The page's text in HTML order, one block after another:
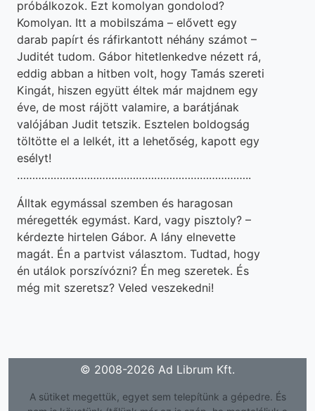
próbálkozok. Ezt komolyan gondolod?
Komolyan. Itt a mobilszáma – elővett egy
darab papírt és ráfirkantott néhány számot –
Juditét tudom. Gábor hitetlenkedve nézett rá,
eddig abban a hitben volt, hogy Tamás szereti
Kingát, hiszen együtt éltek már majdnem egy
éve, de most rájött valamire, a barátjának
valójában Judit tetszik. Esztelen boldogság
töltötte el a lelkét, itt a lehetőség, kapott egy
esélyt!
…………………………………………………………………..
Álltak egymással szemben és haragosan
méregették egymást. Kard, vagy pisztoly? –
kérdezte hirtelen Gábor. A lány elnevette
magát. Én a partvist választom. Tudtad, hogy
én utálok porszívózni? Én meg szeretek. És
még mit szeretsz? Veled veszekedni!
© 2008-2026 Ad Librum Kft.
A sütiket megettük, egyet sem telepítünk a gépedre. És